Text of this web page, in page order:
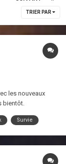
TRIER PAR
les nouveaux
bientôt.
Survie